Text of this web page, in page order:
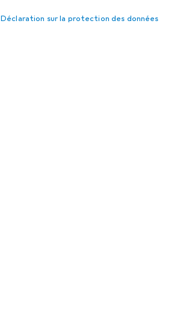
Déclaration sur la protection des données